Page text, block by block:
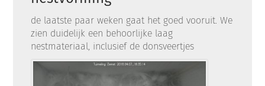
de laatste paar weken gaat het goed vooruit. We
zien duidelijk een behoorlijke laag
nestmateriaal, inclusief de donsveertjes